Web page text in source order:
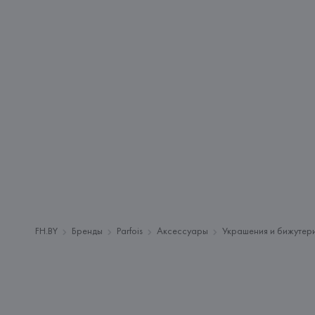
FH.BY Бренды Parfois Аксессуары Украшения и